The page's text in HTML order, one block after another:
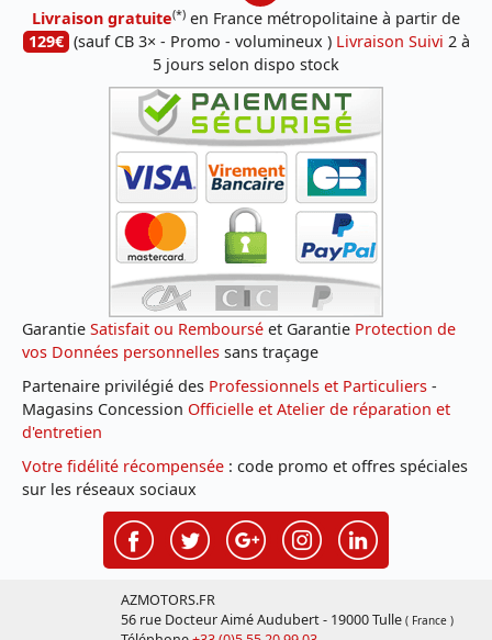
Livraison gratuite(*) en France métropolitaine à partir de
129€ (sauf CB 3× - Promo - volumineux ) Livraison Suivi 2 à
5 jours selon dispo stock
Garantie Satisfait ou Remboursé et Garantie Protection de
vos Données personnelles sans traçage
Partenaire privilégié des Professionnels et Particuliers -
Magasins Concession Officielle et Atelier de réparation et
d'entretien
Votre fidélité récompensée : code promo et offres spéciales
sur les réseaux sociaux
AZMOTORS.FR
56 rue Docteur Aimé Audubert - 19000 Tulle ( France )